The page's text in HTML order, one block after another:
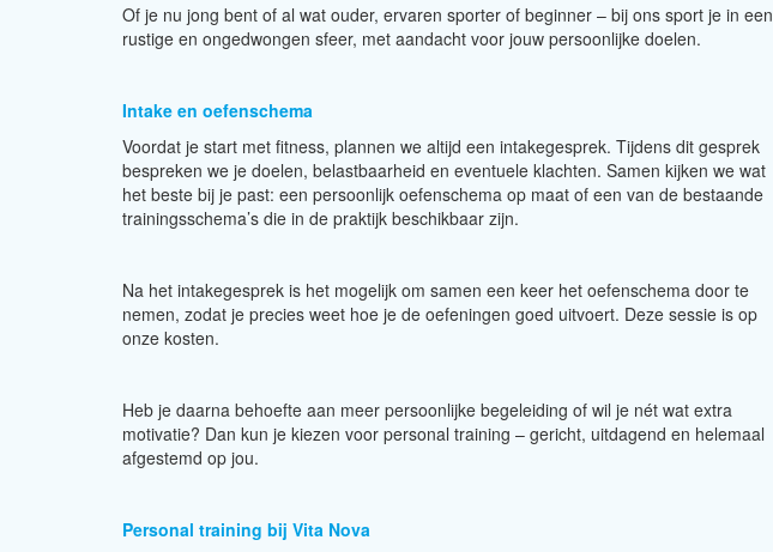
Of je nu jong bent of al wat ouder, ervaren sporter of beginner – bij ons sport je in een
rustige en ongedwongen sfeer, met aandacht voor jouw persoonlijke doelen.
Intake en oefenschema
Voordat je start met fitness, plannen we altijd een intakegesprek. Tijdens dit gesprek
bespreken we je doelen, belastbaarheid en eventuele klachten. Samen kijken we wat
het beste bij je past: een persoonlijk oefenschema op maat of een van de bestaande
trainingsschema’s die in de praktijk beschikbaar zijn.
Na het intakegesprek is het mogelijk om samen een keer het oefenschema door te
nemen, zodat je precies weet hoe je de oefeningen goed uitvoert. Deze sessie is op
onze kosten.
Heb je daarna behoefte aan meer persoonlijke begeleiding of wil je nét wat extra
motivatie? Dan kun je kiezen voor personal training – gericht, uitdagend en helemaal
afgestemd op jou.
Personal training bij Vita Nova